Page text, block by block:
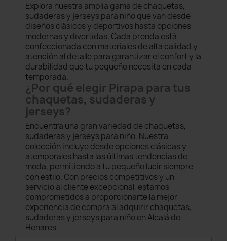
Explora nuestra amplia gama de chaquetas,
sudaderas y jerseys para niño que van desde
diseños clásicos y deportivos hasta opciones
modernas y divertidas. Cada prenda está
confeccionada con materiales de alta calidad y
atención al detalle para garantizar el confort y la
durabilidad que tu pequeño necesita en cada
temporada.
¿Por qué elegir Pirapa para tus
chaquetas, sudaderas y
jerseys?
Encuentra una gran variedad de chaquetas,
sudaderas y jerseys para niño. Nuestra
colección incluye desde opciones clásicas y
atemporales hasta las últimas tendencias de
moda, permitiendo a tu pequeño lucir siempre
con estilo. Con precios competitivos y un
servicio al cliente excepcional, estamos
comprometidos a proporcionarte la mejor
experiencia de compra al adquirir chaquetas,
sudaderas y jerseys para niño en Alcalá de
Henares